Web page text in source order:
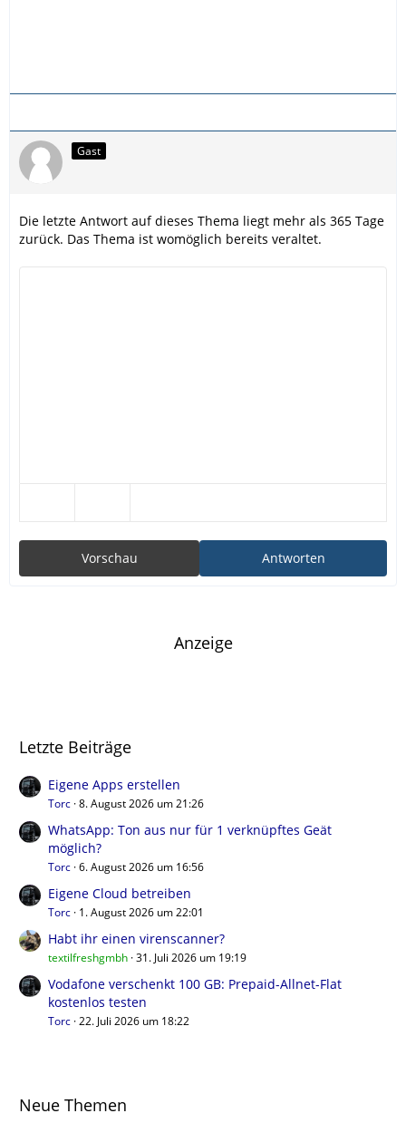
Gast
Die letzte Antwort auf dieses Thema liegt mehr als 365 Tage
zurück. Das Thema ist womöglich bereits veraltet.
Antworten
Vorschau
Anzeige
Letzte Beiträge
Eigene Apps erstellen
Torc 8. August 2026 um 21:26
WhatsApp: Ton aus nur für 1 verknüpftes Geät
möglich?
Torc 6. August 2026 um 16:56
Eigene Cloud betreiben
Torc 1. August 2026 um 22:01
Habt ihr einen virenscanner?
textilfreshgmbh 31. Juli 2026 um 19:19
Vodafone verschenkt 100 GB: Prepaid-Allnet-Flat
kostenlos testen
Torc 22. Juli 2026 um 18:22
Neue Themen